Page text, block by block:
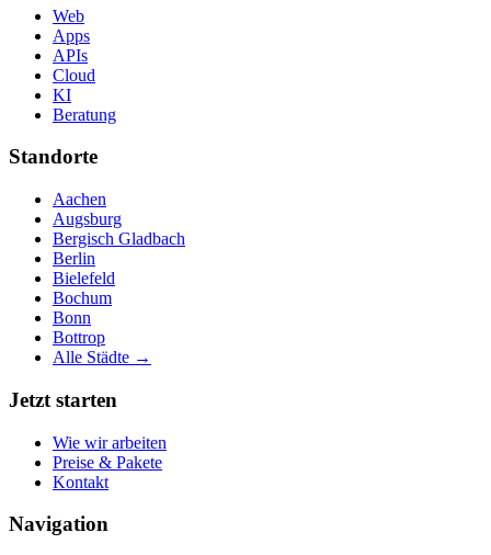
Web
Apps
APIs
Cloud
KI
Beratung
Standorte
Aachen
Augsburg
Bergisch Gladbach
Berlin
Bielefeld
Bochum
Bonn
Bottrop
Alle Städte →
Jetzt starten
Wie wir arbeiten
Preise & Pakete
Kontakt
Navigation